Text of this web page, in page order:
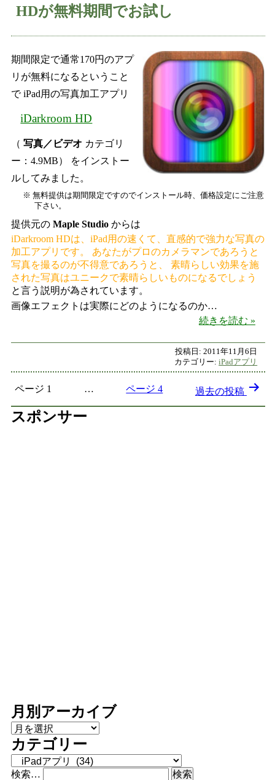
HDが無料期間でお試し
期間限定で通常170円のアプ
リが無料になるということ
で iPad用の写真加工アプリ
iDarkroom HD
（ 写真／ビデオ カテゴリ
ー：4.9MB） をインストー
ルしてみました。
※ 無料提供は期間限定ですのでインストール時、価格設定にご注意
下さい。
提供元の Maple Studio からは
iDarkroom HDは、iPad用の速くて、直感的で強力な写真の
加工アプリです。 あなたがプロのカメラマンであろうと
写真を撮るのが不得意であろうと、 素晴らしい効果を施
された写真はユニークで素晴らしいものになるでしょう
と言う説明が為されています。
画像エフェクトは実際にどのようになるのか…
続きを読む iPad
投稿日:2011年11月6日
カテゴリー:iPadアプリ
投稿のページ送り
ページ 1 … ページ 4 過去の投稿
スポンサー
月別アーカイブ
月別アーカイブ
カテゴリー
カテゴリー
検索…